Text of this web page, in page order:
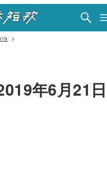
年6月21日